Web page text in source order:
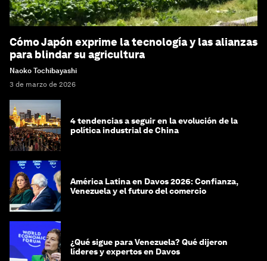
Cómo Japón exprime la tecnología y las alianzas
para blindar su agricultura
Naoko Tochibayashi
3 de marzo de 2026
4 tendencias a seguir en la evolución de la
política industrial de China
América Latina en Davos 2026: Confianza,
Venezuela y el futuro del comercio
¿Qué sigue para Venezuela? Qué dijeron
líderes y expertos en Davos